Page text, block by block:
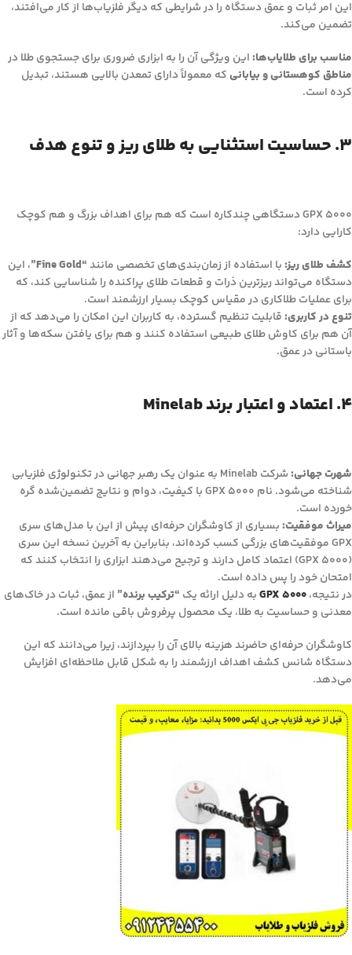
این امر ثبات و عمق دستگاه را در شرایطی که دیگر فلزیاب‌ها از کار می‌افتند،
تضمین می‌کند.
مناسب برای طلایاب‌ها: این ویژگی آن را به ابزاری ضروری برای جستجوی طلا در
مناطق کوهستانی و بیابانیکه معمولاً دارای تمعدن بالایی هستند، تبدیل
کرده است.
۳. حساسیت استثنایی به طلای ریز و تنوع هدف
GPX 5000 دستگاهی چندکاره است که هم برای اهداف بزرگ و هم کوچک
کارایی دارد:
کشف طلای ریز: با استفاده از زمان‌بندی‌های تخصصی مانند“Fine Gold”
، این
دستگاه می‌تواند ریزترین ذرات و قطعات طلای پراکنده را شناسایی کند، که
برای عملیات طلاکاری در مقیاس کوچک بسیار ارزشمند است.
تنوع در کاربری: قابلیت تنظیم گسترده، به کاربران این امکان را می‌دهد که از
آن هم برای کاوش طلای طبیعی استفاده کنند و هم برای یافتن سکه‌ها و آثار
باستانی در عمق.
۴. اعتماد و اعتبار برند Minelab
شهرت جهانی:
شرکت Minelab به عنوان یک رهبر جهانی در تکنولوژی فلزیابی
شناخته می‌شود. نام GPX 5000 با کیفیت، دوام و نتایج تضمین‌شده گره
خورده است.
میراث موفقیت: بسیاری از کاوشگران حرفه‌ای پیش از این با مدل‌های سری
GPX موفقیت‌های بزرگی کسب کرده‌اند، بنابراین به آخرین نسخه این سری
(GPX 5000) اعتماد کامل دارند و ترجیح می‌دهند ابزاری را انتخاب کنند که
امتحان خود را پس داده است.
در نتیجه،GPX 5000به دلیل ارائه یک “ترکیب برنده” از عمق، ثبات در خاک‌های
معدنی و حساسیت به طلا، یک محصول پرفروش باقی مانده است.
کاوشگران حرفه‌ای حاضرند هزینه بالای آن را بپردازند، زیرا می‌دانند که این
دستگاه شانس کشف اهداف ارزشمند را به شکل قابل ملاحظه‌ای افزایش
می‌دهد.